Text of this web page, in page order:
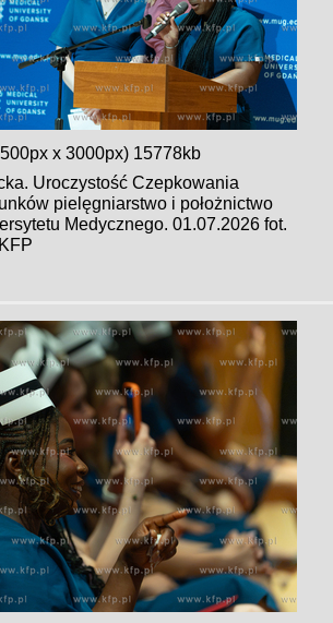
x 3000px) 15778kb
Uroczystość Czepkowania
pielęgniarstwo i położnictwo
Medycznego. 01.07.2026 fot.